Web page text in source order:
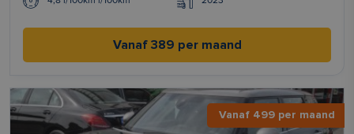
Vanaf 389 per maand
Vanaf 499 per maand